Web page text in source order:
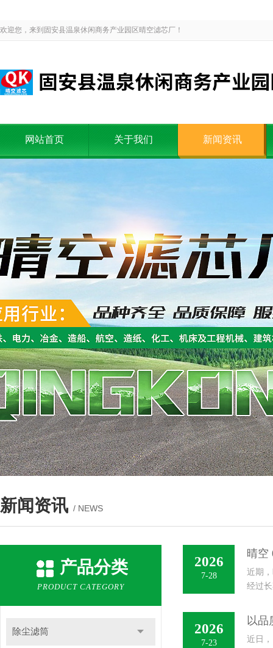
欢迎您，来到固安县温泉休闲商务产业园区晴空滤芯厂！
网站首页 关于我们 新闻资讯
新闻资讯 / NEWS
产品分类
PRODUCT CATEGORY
除尘滤筒
2026
7-28
晴空
近期
经过
2026
7-23
以品
近日